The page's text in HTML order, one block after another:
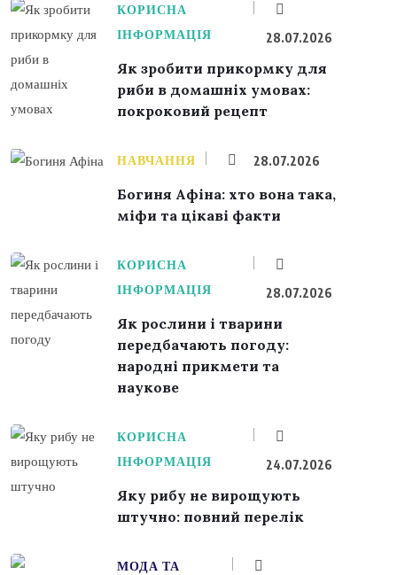
КОРИСНА
ІНФОРМАЦІЯ
28.07.2026
Як зробити прикормку для
риби в домашніх умовах:
покроковий рецепт
НАВЧАННЯ 28.07.2026
Богиня Афіна: хто вона така,
міфи та цікаві факти
КОРИСНА
ІНФОРМАЦІЯ
28.07.2026
Як рослини і тварини
передбачають погоду:
народні прикмети та
наукове
КОРИСНА
ІНФОРМАЦІЯ
24.07.2026
Яку рибу не вирощують
штучно: повний перелік
МОДА ТА